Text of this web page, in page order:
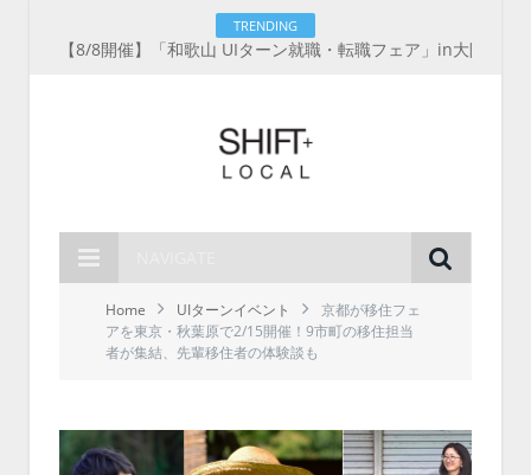
TRENDING
Home UIターンイベント
京都が移住フェ
アを東京・秋葉原で2/15開催！9市町の移住担当
者が集結、先輩移住者の体験談も